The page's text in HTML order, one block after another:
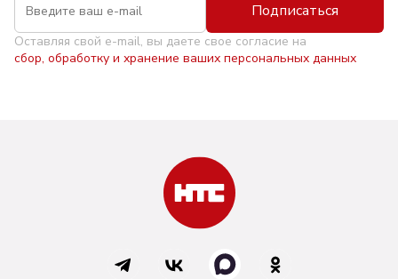
Подписаться
Оставляя свой e-mail, вы даете свое согласие на
сбор, обработку и хранение ваших персональных данных